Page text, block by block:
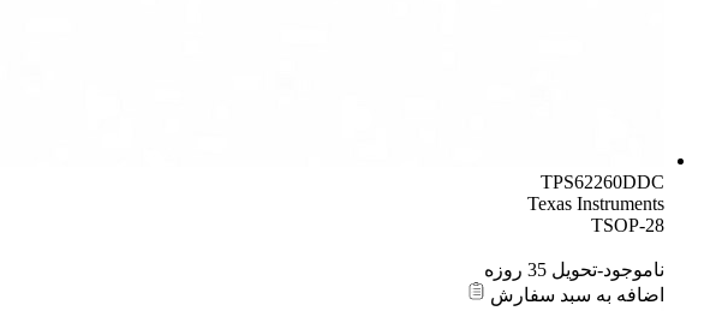
TPS62260DDC
Texas Instruments
TSOP-28
ناموجود-تحویل 35 روزه
اضافه به سبد سفارش